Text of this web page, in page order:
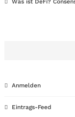
Was ist DeFi?
Anmelden
Eintrags-Feed